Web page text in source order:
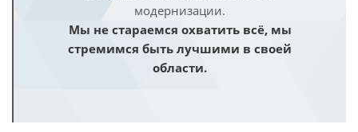
модернизации.
Мы не стараемся охватить всё, мы
стремимся быть лучшими в своей
области.